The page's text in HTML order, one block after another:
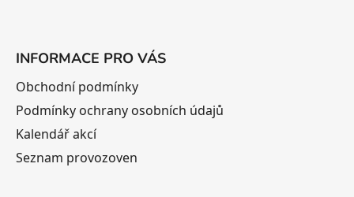
INFORMACE PRO VÁS
Obchodní podmínky
Podmínky ochrany osobních údajů
Kalendář akcí
Seznam provozoven